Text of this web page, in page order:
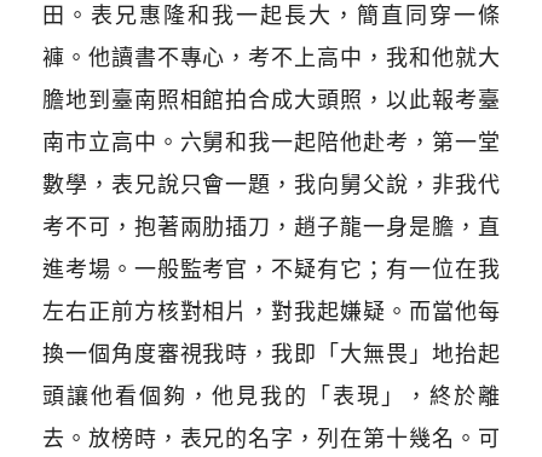
田。表兄惠隆和我一起長大，簡直同穿一條
褲。他讀書不專心，考不上高中，我和他就大
膽地到臺南照相館拍合成大頭照，以此報考臺
南市立高中。六舅和我一起陪他赴考，第一堂
數學，表兄說只會一題，我向舅父說，非我代
考不可，抱著兩肋插刀，趙子龍一身是膽，直
進考場。一般監考官，不疑有它；有一位在我
左右正前方核對相片，對我起嫌疑。而當他每
換一個角度審視我時，我即「大無畏」地抬起
頭讓他看個夠，他見我的「表現」，終於離
去。放榜時，表兄的名字，列在第十幾名。可